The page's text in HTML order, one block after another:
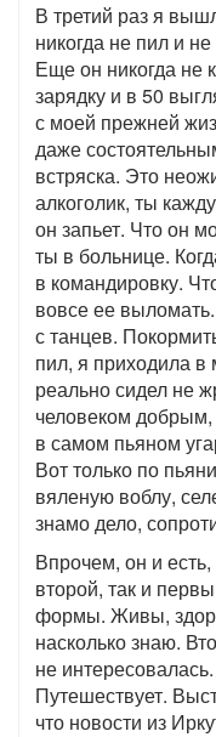
В третий раз я
никогда не пил и
Еще он никогда не
зарядку и в 50
с моей прежней
даже
встряска. Это
алкоголик, ты
он запьет. Что он
ты в больнице.
в командировку.
вовсе ее
с танцев.
пил, я приходила в
реально сидел не
человеком
в самом пьяном
Вот только по
вяленую воблу,
знамо дело,
Впрочем, он и
второй, так и
формы. Живы,
насколько знаю.
не
Путешествует.
что новости из